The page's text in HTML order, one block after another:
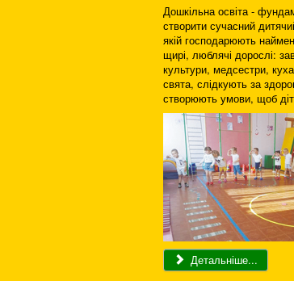
Дошкільна освіта -
створити сучасний
якій господарюють
щирі, люблячі дорослі:
культури, медсестри,
свята, слідкують за
створюють умови, щоб
Детальніше...